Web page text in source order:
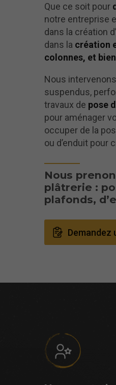
Que ce soit pour
notre entreprise
dans la création
dans la création
colonnes, et
Nous
suspendus,
travaux de pose
pour aménager
occuper de la
ou d’enduit pour
Nous
plâtrerie :
plafonds,
Demandez